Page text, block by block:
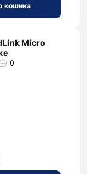
кошика
Micro
0